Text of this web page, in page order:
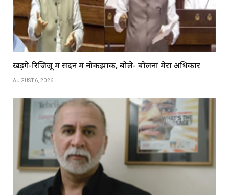
खड़गे-रिजिजू में सदन में नोकझोंक, बोले- बोलना मेरा अधिकार
AUGUST 6, 2026